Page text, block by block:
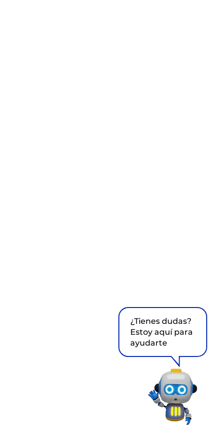
¿Tienes dudas?
Estoy aquí para
ayudarte